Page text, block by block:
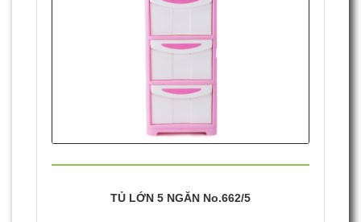
TỦ LỚN 5 NGĂN No.662/5